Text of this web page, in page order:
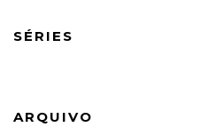
SÉRIES
ARQUIVO